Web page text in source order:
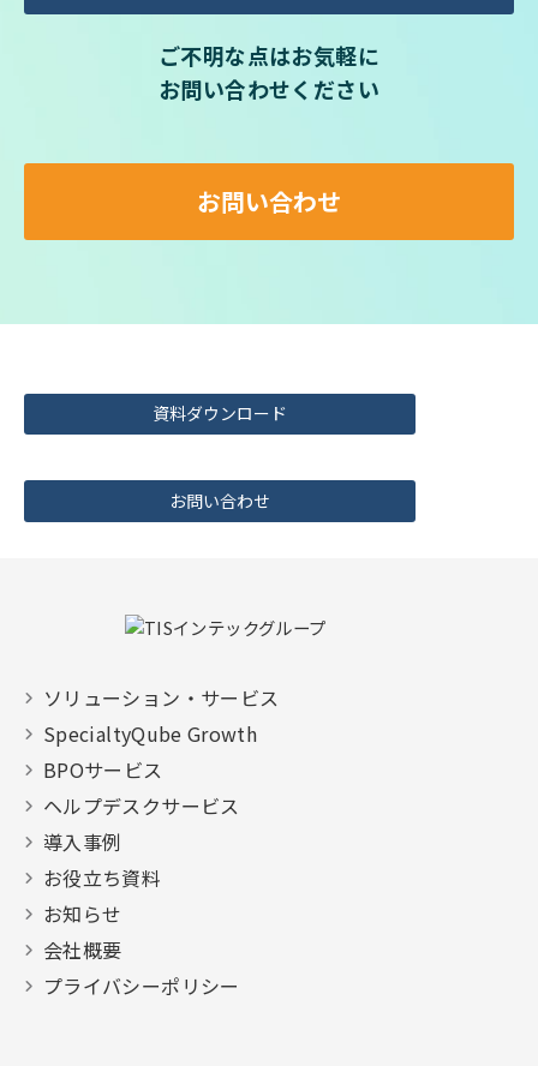
ご不明な点はお気軽に
お問い合わせください
お問い合わせ
資料ダウンロード
お問い合わせ
ソリューション・サービス
SpecialtyQube Growth
BPOサービス
ヘルプデスクサービス
導入事例
お役立ち資料
お知らせ
会社概要
プライバシーポリシー